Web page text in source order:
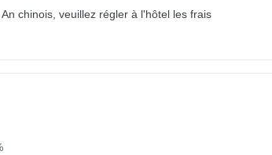
chinois, veuillez régler à l'hôtel les frais